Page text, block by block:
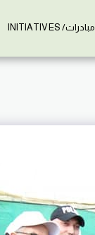
مبادرات/ INITIATIVES